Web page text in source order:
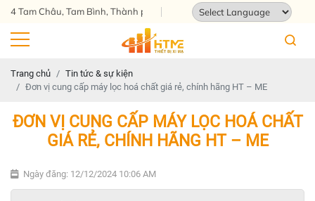
Tam Bình, Thành phố Hồ Chí Minh
Trang chủ
Tin tức & sự kiện
Đơn vị cung cấp máy lọc hoá chất giá rẻ, chính hãng HT – ME
ĐƠN VỊ CUNG CẤP MÁY LỌC HOÁ CHẤT
GIÁ RẺ, CHÍNH HÃNG HT – ME
Ngày đăng: 12/12/2024 10:06 AM